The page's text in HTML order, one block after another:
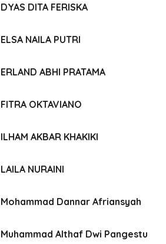
DYAS DITA FERISKA
ELSA NAILA PUTRI
ERLAND ABHI PRATAMA
FITRA OKTAVIANO
ILHAM AKBAR KHAKIKI
LAILA NURAINI
Mohammad Dannar Afriansyah
Muhammad Althaf Dwi Pangestu